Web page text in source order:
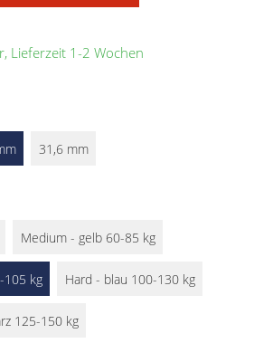
Lieferzeit 1-2 Wochen
31,6 mm
Medium - gelb 60-85 kg
105 kg Hard - blau 100-130 kg
125-150 kg